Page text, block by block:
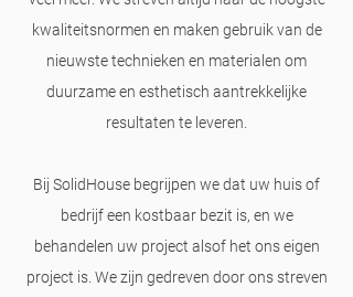
kwaliteitsnormen en maken gebruik van de
nieuwste technieken en materialen om
duurzame en esthetisch aantrekkelijke
resultaten te leveren.
Bij SolidHouse begrijpen we dat uw huis of
bedrijf een kostbaar bezit is, en we
behandelen uw project alsof het ons eigen
project is. We zijn gedreven door ons streven